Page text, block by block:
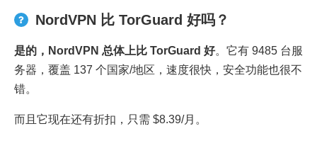
NordVPN 比 TorGuard 好吗？
是的， NordVPN 总体上比 TorGuard 好。它有 9485 台服
务器，覆盖 137 个国家/地区，速度很快，安全功能也很不
错。
而且它现在还有折扣，只需 $8.39/月。